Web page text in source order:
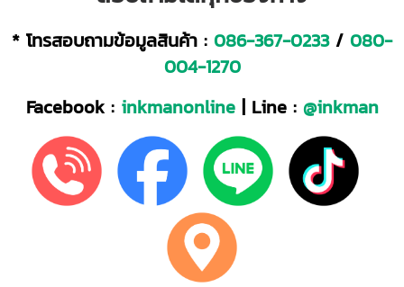
* โทรสอบถามข้อมูลสินค้า : 086-367-0233 / 080-
004-1270
Facebook : inkmanonline | Line : @inkman